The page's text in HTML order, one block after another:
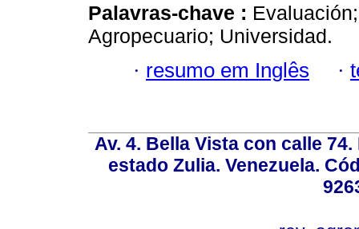
Palavras-chave :
Agropecuario; Universidad.
· resumo em Inglês ·
Av. 4. Bella Vista con calle
estado Zulia. Venezuela.